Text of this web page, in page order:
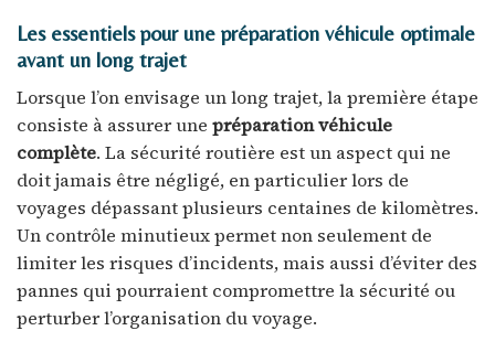
Les essentiels pour une préparation véhicule optimale
avant un long trajet
Lorsque l’on envisage un long trajet, la première étape
consiste à assurer une préparation véhicule
complète. La sécurité routière est un aspect qui ne
doit jamais être négligé, en particulier lors de
voyages dépassant plusieurs centaines de kilomètres.
Un contrôle minutieux permet non seulement de
limiter les risques d’incidents, mais aussi d’éviter des
pannes qui pourraient compromettre la sécurité ou
perturber l’organisation du voyage.